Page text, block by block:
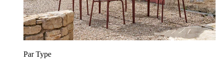
Par Type